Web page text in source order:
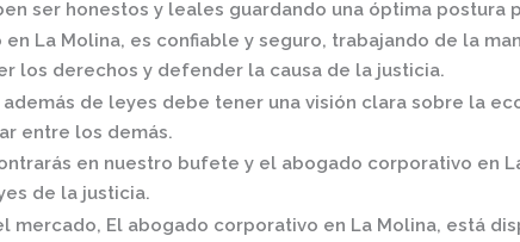
ser honestos y leales guardando una óptima postura
La Molina, es confiable y seguro, trabajando de la
los derechos y defender la causa de la justicia.
de leyes debe tener una visión clara sobre la
entre los demás.
en nuestro bufete y el abogado corporativo en
de la justicia.
mercado, El abogado corporativo en La Molina, está